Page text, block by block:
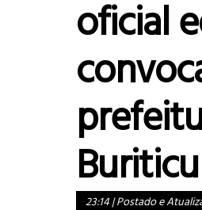
oficial
23:14|Postado e